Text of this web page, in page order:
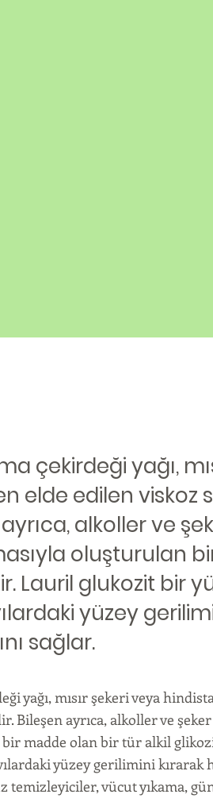
çekirdeği yağı,
elde edilen viskoz
alkoller ve
oluşturulan
Lauril glukozit bir
yüzey
sağlar.
yağı, mısır şekeri veya
Bileşen ayrıca, alkoller ve
bir madde olan bir tür alkil
yüzey gerilimini kırarak
temizleyiciler, vücut yıkama,